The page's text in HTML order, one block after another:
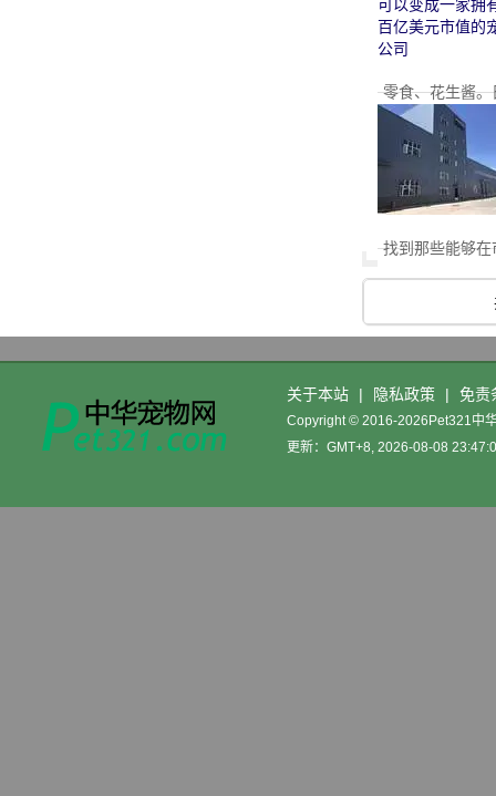
零食、花生酱
找到那些能够
关于本站 | 隐私政策 | 免责
Copyright © 2016-2026Pet321中
更新：GMT+8, 2026-08-08